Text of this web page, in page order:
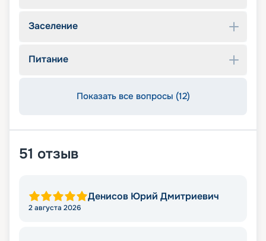
Заселение
Питание
Показать все вопросы (12)
51 отзыв
Денисов Юрий Дмитриевич
2 августа 2026